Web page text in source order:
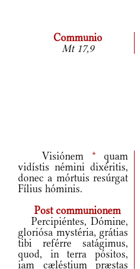
Communio
Mt 17,9
Visiónem * quam
vidístis némini dixéritis,
donec a mórtuis resúrgat
Fílius hóminis.
Post communionem
Percipiéntes, Dómine,
gloriósa mystéria, grátias
tibi reférre satágimus,
quod, in terra pósitos,
iam cæléstium præstas